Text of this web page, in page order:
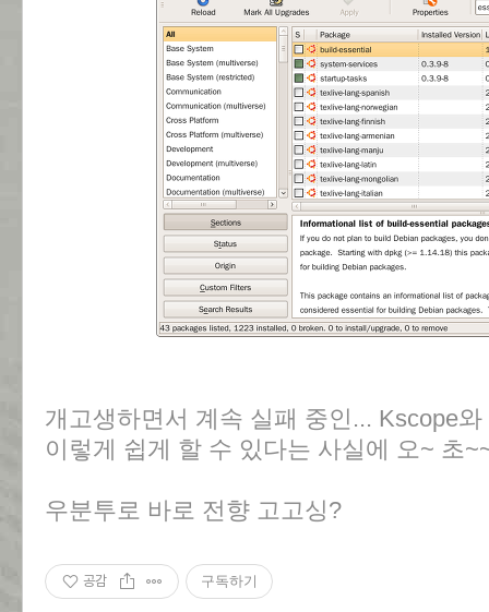
개고생하면서 계속 실패 중인... Kscope
이렇게 쉽게 할 수 있다는 사실에 오~ 초
우분투로 바로 전향 고고싱?
공감 구독하기